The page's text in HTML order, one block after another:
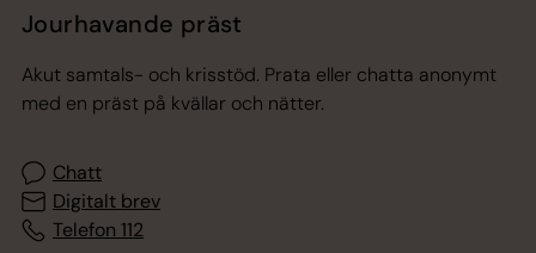
Jourhavande präst
Akut samtals- och krisstöd. Prata eller chatta anonymt
med en präst på kvällar och nätter.
Chatt
Digitalt brev
Telefon 112